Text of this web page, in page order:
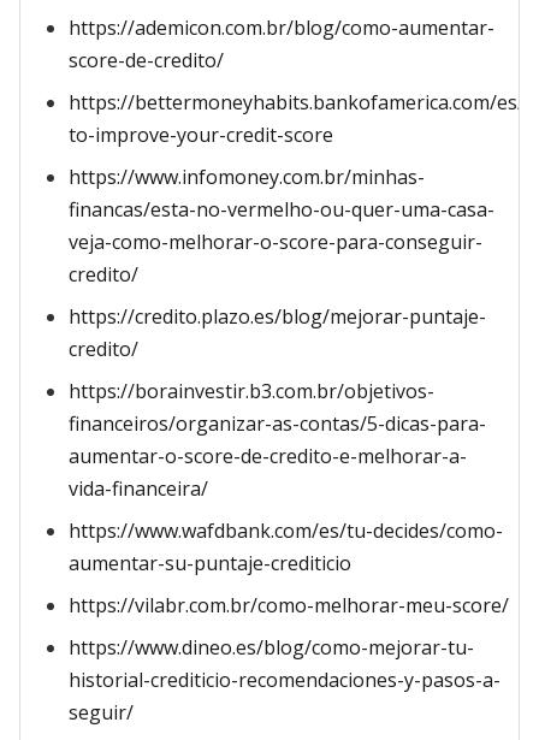
https://ademicon.com.br/blog/como-aumentar-
score-de-credito/
https://bettermoneyhabits.bankofamerica.com/es/
to-improve-your-credit-score
https://www.infomoney.com.br/minhas-
financas/esta-no-vermelho-ou-quer-uma-casa-
veja-como-melhorar-o-score-para-conseguir-
credito/
https://credito.plazo.es/blog/mejorar-puntaje-
credito/
https://borainvestir.b3.com.br/objetivos-
financeiros/organizar-as-contas/5-dicas-para-
aumentar-o-score-de-credito-e-melhorar-a-
vida-financeira/
https://www.wafdbank.com/es/tu-decides/como-
aumentar-su-puntaje-crediticio
https://vilabr.com.br/como-melhorar-meu-score/
https://www.dineo.es/blog/como-mejorar-tu-
historial-crediticio-recomendaciones-y-pasos-a-
seguir/